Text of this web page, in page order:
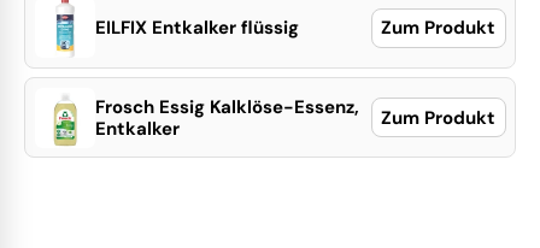
EILFIX Entkalker flüssig Zum Produkt
Frosch Essig Kalklöse-Essenz,
Entkalker
Zum Produkt